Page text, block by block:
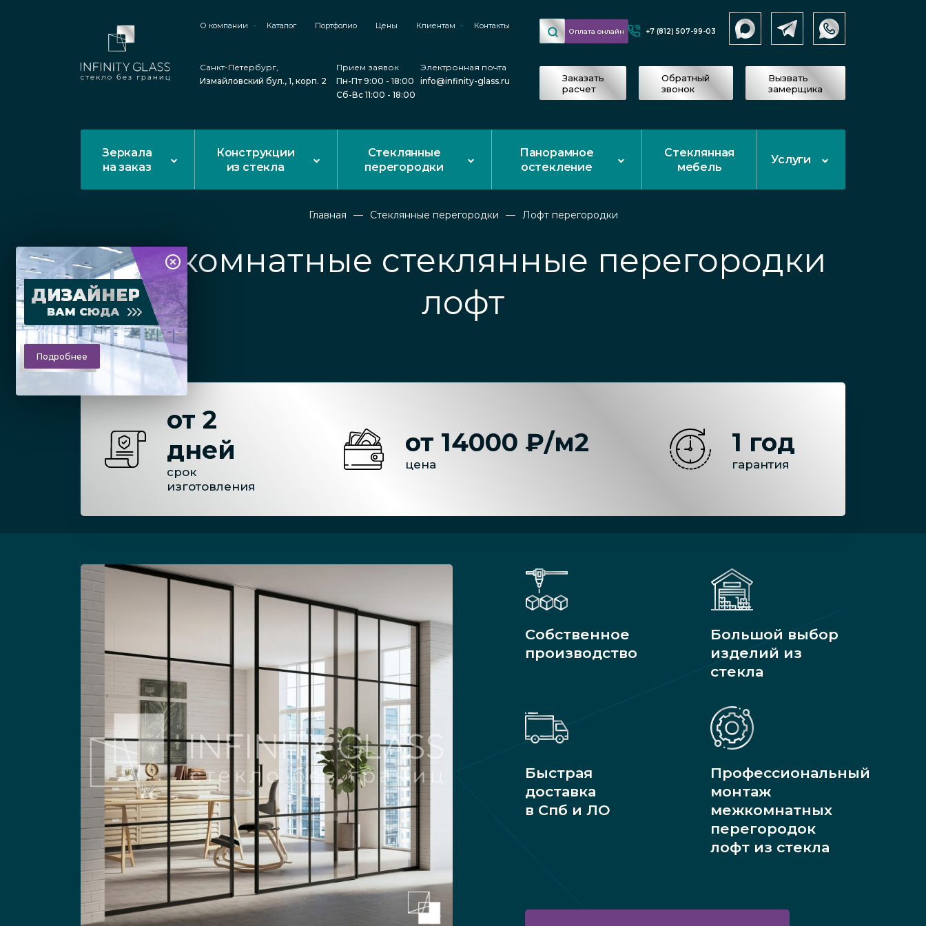
О компании Каталог Портфолио Цены Клиентам Контакты
Санкт-Петербург,
Измайловский бул., 1, корп. 2
Прием заявок
Пн-Пт 9:00 - 18:00
Сб-Вс 11:00 - 18:00
Электронная почта
info@infinity-glass.ru
Оплата онлайн +7 (812) 507-99-03
Заказать
расчет
Обратный
звонок
Вызвать
замерщика
Зеркала
на заказ
Конструкции
из стекла
Стеклянные
перегородки
Панорамное
остекление
Стеклянная
мебель
Услуги
Главная Стеклянные перегородки Лофт перегородки
Межкомнатные стеклянные перегородки
лофт
ДИЗАЙНЕР
ВАМ СЮДА
Подробнее
от 2
дней
срок
изготовления
от 14000 ₽/м2
цена
1 год
гарантия
Собственное
производство
Большой выбор
изделий из
стекла
Быстрая
доставка
в Спб и ЛО
Профессиональный
монтаж
межкомнатных
перегородок
лофт из стекла